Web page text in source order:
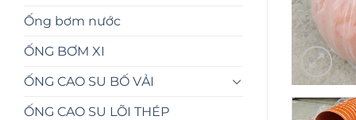
Ống bơm nước
ỐNG BƠM XI
ỐNG CAO SU BỐ VẢI
ỐNG CAO SU LÕI THÉP